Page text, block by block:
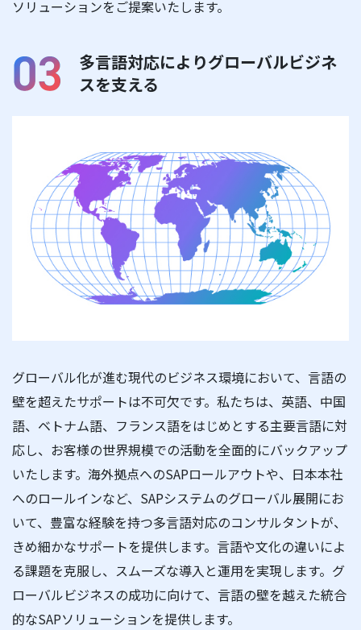
ソリューションをご提案いたします。
多言語対応によりグローバルビジネ
スを支える
グローバル化が進む現代のビジネス環境において、言語の
壁を超えたサポートは不可欠です。私たちは、英語、中国
語、ベトナム語、フランス語をはじめとする主要言語に対
応し、お客様の世界規模での活動を全面的にバックアップ
いたします。海外拠点へのSAPロールアウトや、日本本社
へのロールインなど、SAPシステムのグローバル展開にお
いて、豊富な経験を持つ多言語対応のコンサルタントが、
きめ細かなサポートを提供します。言語や文化の違いによ
る課題を克服し、スムーズな導入と運用を実現します。グ
ローバルビジネスの成功に向けて、言語の壁を越えた統合
的なSAPソリューションを提供します。